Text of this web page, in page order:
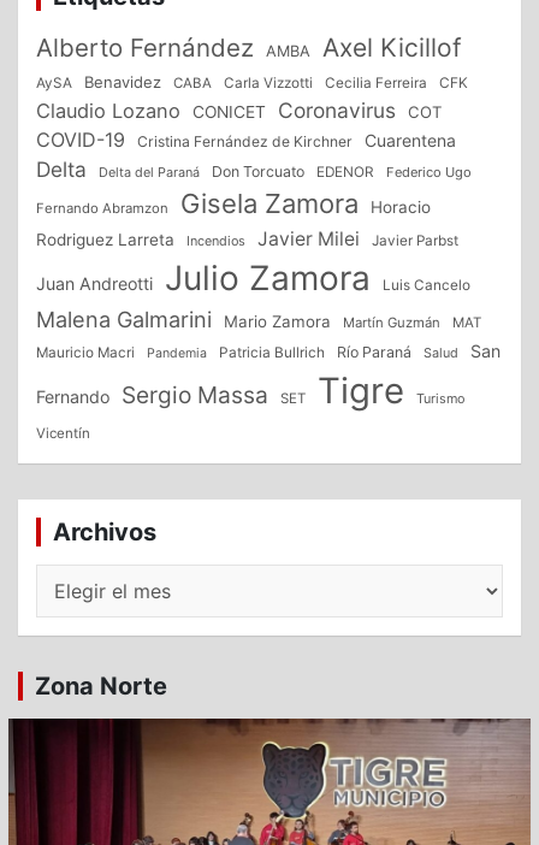
Alberto Fernández AMBA Axel Kicillof
AySA Benavidez CABA Carla Vizzotti Cecilia Ferreira CFK
Claudio Lozano CONICET Coronavirus COT
COVID-19 Cristina Fernández de Kirchner Cuarentena
Delta Delta del Paraná Don Torcuato EDENOR Federico Ugo
Fernando Abramzon Gisela Zamora
Horacio
Rodriguez Larreta
Incendios Javier Milei Javier Parbst
Juan Andreotti Julio Zamora Luis Cancelo
Malena Galmarini Mario Zamora Martín Guzmán
MAT
Mauricio Macri
Pandemia Patricia Bullrich Río Paraná Salud San
Fernando Sergio Massa SET Tigre Turismo
Vicentín
Archivos
Archivos
Zona Norte